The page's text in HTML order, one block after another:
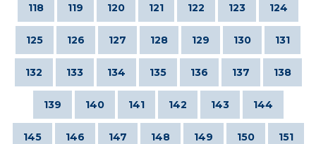
118 119 120 121 122 123 124
125 126 127 128 129 130 131
132 133 134 135 136 137 138
139 140 141 142 143 144
145 146 147 148 149 150 151